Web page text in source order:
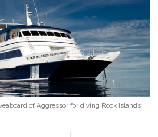
of Aggressor for diving Rock Islands